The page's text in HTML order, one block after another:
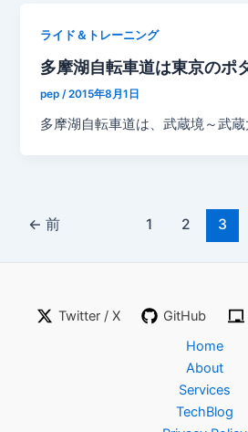
ライド＆トレーニング
多摩湖自転車道は東京のポ
pep/2015年8月1日
多摩湖自転車道は、武蔵境～武
← 前 1 2 3
Twitter / X GitHub
Home
About
Services
TechBlog